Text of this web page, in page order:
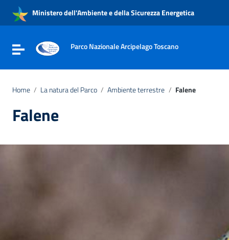
Vai al menu di navigazione
Vai al footer
Ministero dell'Ambiente e della Sicurezza Energetica
Attiva / disattiva la navigazione
Parco Nazionale Arcipelago Toscano
Home / La natura del Parco / Ambiente terrestre / Falene
Falene